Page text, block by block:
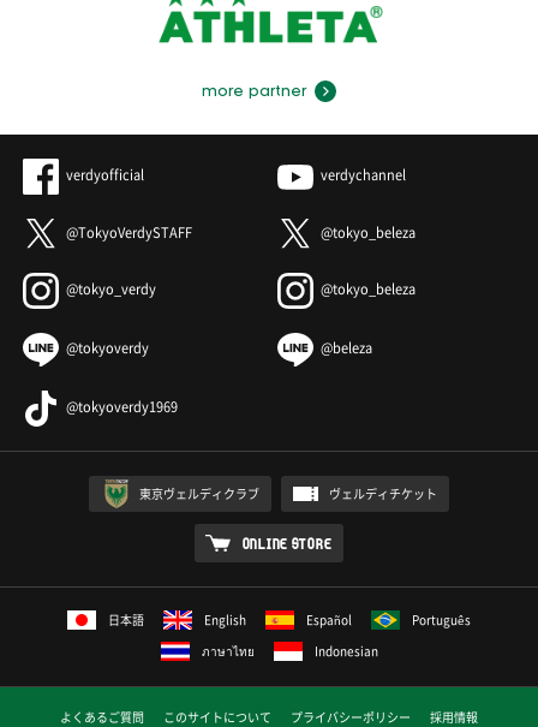
more partner
verdyofficial verdychannel
@TokyoVerdySTAFF @tokyo_beleza
@tokyo_verdy @tokyo_beleza
@tokyoverdy @beleza
@tokyoverdy1969
東京ヴェルディクラブ ヴェルディチケット
ONLINE STORE
日本語 English Español
Português
ภาษาไทย
Indonesian
よくあるご質問 このサイトについて プライバシーポリシー 採用情報